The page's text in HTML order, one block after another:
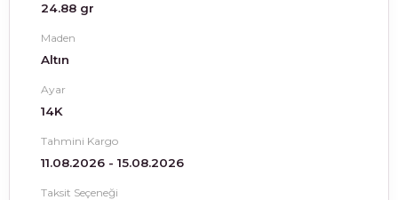
24.88 gr
Maden
Altın
Ayar
14K
Tahmini Kargo
11.08.2026 - 15.08.2026
Taksit Seçeneği